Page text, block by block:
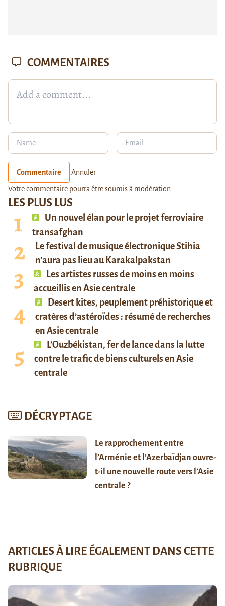
LES PLUS LUS
Un nouvel élan pour le projet ferroviaire
transafghan
Le festival de musique électronique Stihia
n’aura pas lieu au Karakalpakstan
Les artistes russes de moins en moins
accueillis en Asie centrale
Desert kites, peuplement préhistorique et
cratères d’astéroïdes : résumé de recherches
en Asie centrale
L’Ouzbékistan, fer de lance dans la lutte
contre le trafic de biens culturels en Asie
centrale
DÉCRYPTAGE
Le rapprochement entre
l’Arménie et l’Azerbaïdjan ouvre-
t-il une nouvelle route vers l’Asie
centrale ?
COMMENTAIRES
Commentaire Annuler
Votre commentaire pourra être soumis à modération.
ARTICLES À LIRE ÉGALEMENT DANS CETTE
RUBRIQUE